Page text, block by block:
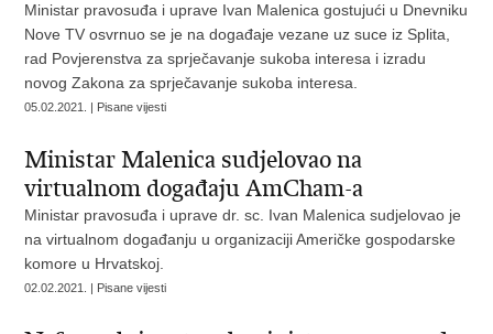
Ministar pravosuđa i uprave Ivan Malenica gostujući u Dnevniku
Nove TV osvrnuo se je na događaje vezane uz suce iz Splita,
rad Povjerenstva za sprječavanje sukoba interesa i izradu
novog Zakona za sprječavanje sukoba interesa.
05.02.2021. | Pisane vijesti
Ministar Malenica sudjelovao na
virtualnom događaju AmCham-a
Ministar pravosuđa i uprave dr. sc. Ivan Malenica sudjelovao je
na virtualnom događanju u organizaciji Američke gospodarske
komore u Hrvatskoj.
02.02.2021. | Pisane vijesti